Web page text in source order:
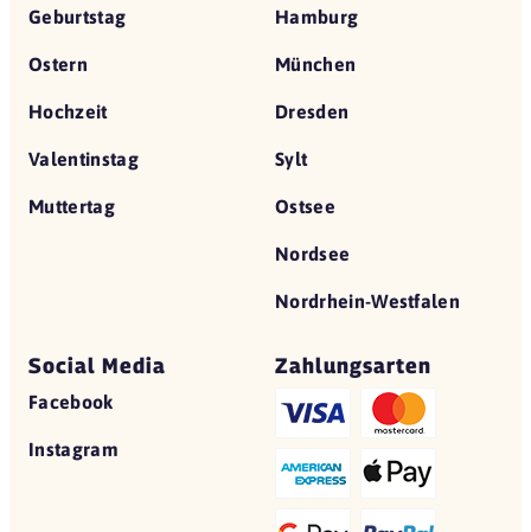
Geburtstag
Ostern
Hochzeit
Valentinstag
Muttertag
Hamburg
München
Dresden
Sylt
Ostsee
Nordsee
Nordrhein-Westfalen
Social Media
Facebook
Instagram
Zahlungsarten